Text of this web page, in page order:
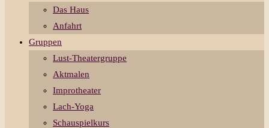
Das Haus
Anfahrt
Gruppen
Lust-Theatergruppe
Aktmalen
Improtheater
Lach-Yoga
Schauspielkurs